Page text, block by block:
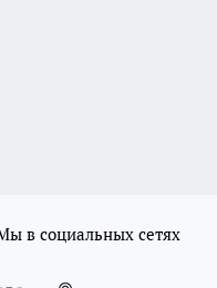
в социальных сетях